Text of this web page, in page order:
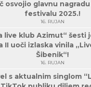
osvojio glavnu
festivalu 2025.!
16. RUJAN
live klub Azimut“ šesti
II uoči izlaska vinila
Šibenik“!
16. RUJAN
s aktualnim singlom